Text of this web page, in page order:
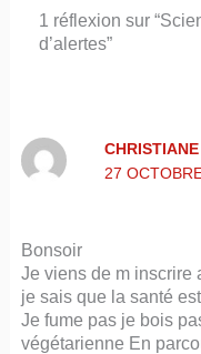
1 réflexion sur
d’alertes”
27
Bonsoir
Je viens de m inscrire
je sais que la santé
Je fume pas je bois
végétarienne En